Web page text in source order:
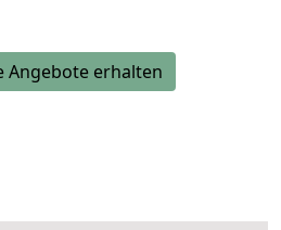
Angebote erhalten